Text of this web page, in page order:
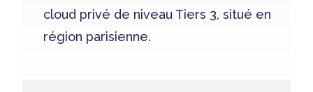
cloud privé de niveau Tiers 3, situé en
région parisienne.